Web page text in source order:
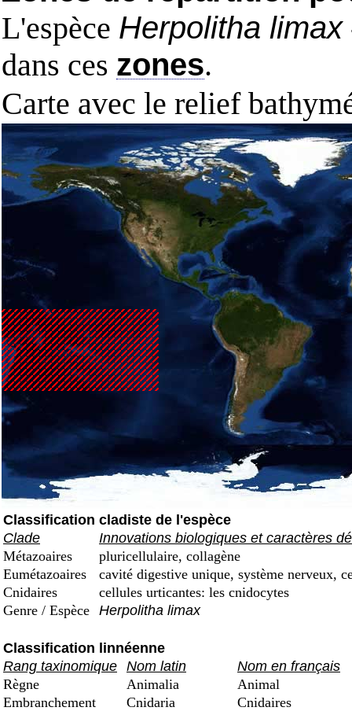
L'espèce Herpolitha limax
dans ces zones.
Carte avec le relief
Classification cladiste de l'espèce
Clade
Innovations biologiques et caractères
Métazoaires
pluricellulaire, collagène
Eumétazoaires
cavité digestive unique, système nerveux,
Cnidaires
cellules urticantes: les cnidocytes
Genre / Espèce Herpolitha limax
Classification linnéenne
Rang taxinomique Nom latin
Nom en français
Règne
Animalia
Animal
Embranchement
Cnidaria
Cnidaires